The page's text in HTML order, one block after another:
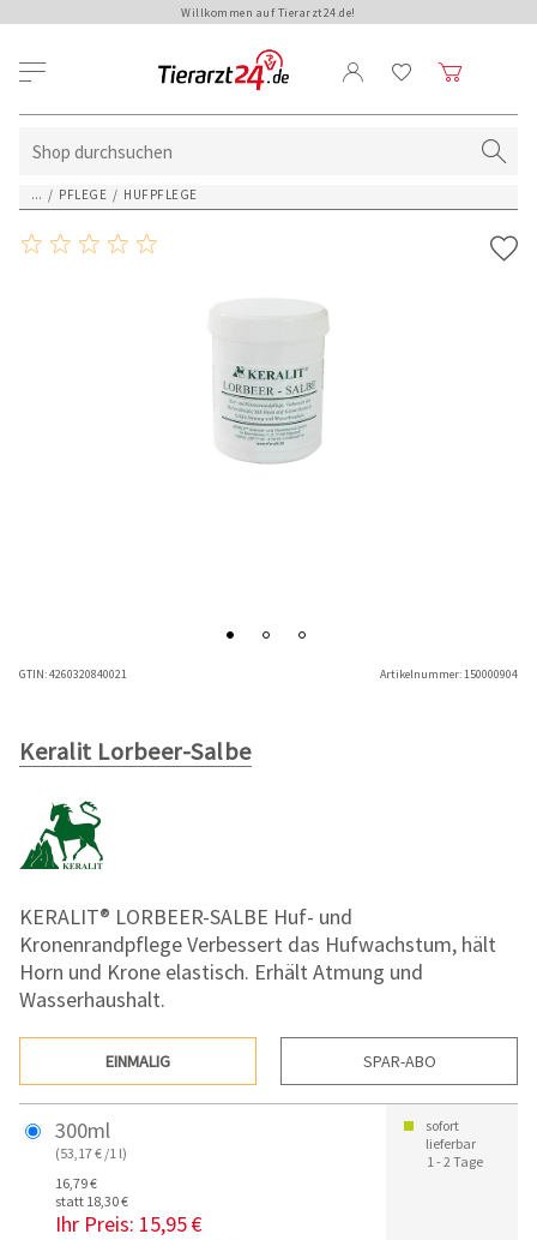
Willkommen auf Tierarzt24.de!
... / PFLEGE / HUFPFLEGE
GTIN:4260320840021 Artikelnummer:150000904
Keralit Lorbeer-Salbe
KERALIT® LORBEER-SALBE Huf- und
Kronenrandpflege Verbessert das Hufwachstum, hält
Horn und Krone elastisch. Erhält Atmung und
Wasserhaushalt.
EINMALIG SPAR-ABO
300ml
(53,17 € /1 l)
statt 18,30 €
16,79 €
Ihr Preis: 15,95 €
sofort
lieferbar
1 - 2 Tage